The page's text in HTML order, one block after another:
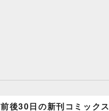
前後30日の新刊コミックス